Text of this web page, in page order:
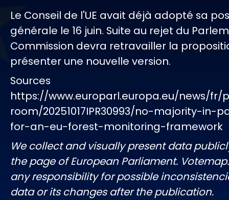
Le Conseil de l'UE avait déjà adopté sa
générale le 16 juin. Suite au rejet du
Commission devra retravailler la
présenter une nouvelle version.
Sources
https://www.europarl.europa.eu/news/fr/
room/20251017IPR30993/no-majority-in-
for-an-eu-forest-monitoring-framework
We collect and visually present data
the page of European Parliament.
any responsibility for possible
data or its changes after the publication.